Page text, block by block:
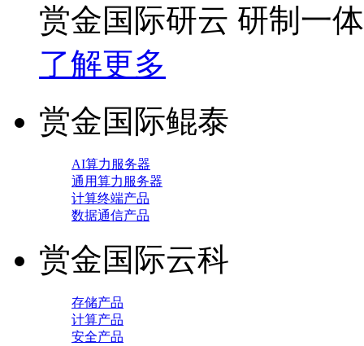
赏金国际研云 研制一
了解更多
赏金国际鲲泰
AI算力服务器
通用算力服务器
计算终端产品
数据通信产品
赏金国际云科
存储产品
计算产品
安全产品